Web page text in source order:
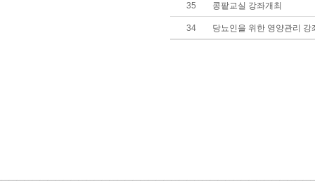
35 콩팥교실 강좌개최
34 당뇨인을 위한 영양관리 강